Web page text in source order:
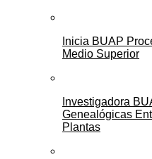
Inicia BUAP
Medio Superior
Investigadora
Genealógicas
Plantas